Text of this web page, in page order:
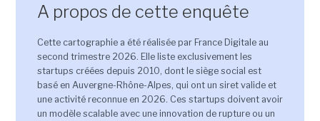
A propos de cette enquête
Cette cartographie a été réalisée par France Digitale au
second trimestre 2026. Elle liste exclusivement les
startups créées depuis 2010, dont le siège social est
basé en Auvergne-Rhône-Alpes, qui ont un siret valide et
une activité reconnue en 2026. Ces startups doivent avoir
un modèle scalable avec une innovation de rupture ou un